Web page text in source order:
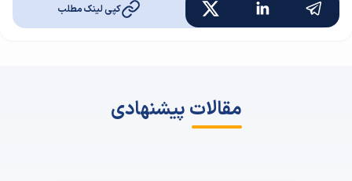
کپی لینک مطلب
مقالات پیشنهادی